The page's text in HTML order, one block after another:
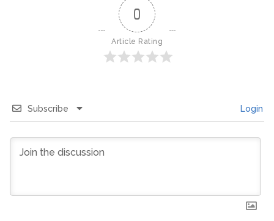
0
Article Rating
Subscribe Login